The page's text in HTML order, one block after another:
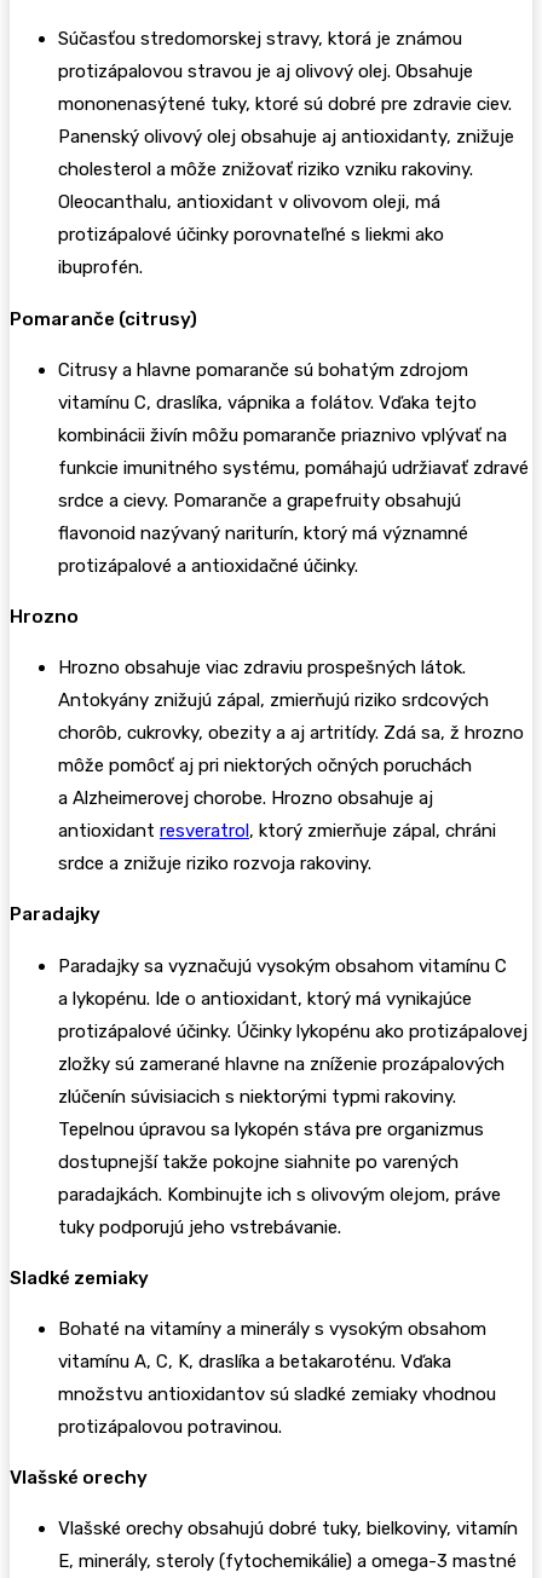
Súčasťou stredomorskej stravy, ktorá je známou
protizápalovou stravou je aj olivový olej. Obsahuje
mononenasýtené tuky, ktoré sú dobré pre zdravie ciev.
Panenský olivový olej obsahuje aj antioxidanty, znižuje
cholesterol a môže znižovať riziko vzniku rakoviny.
Oleocanthalu, antioxidant v olivovom oleji, má
protizápalové účinky porovnateľné s liekmi ako
ibuprofén.
Pomaranče (citrusy)
Citrusy a hlavne pomaranče sú bohatým zdrojom
vitamínu C, draslíka, vápnika a folátov. Vďaka tejto
kombinácii živín môžu pomaranče priaznivo vplývať na
funkcie imunitného systému, pomáhajú udržiavať zdravé
srdce a cievy. Pomaranče a grapefruity obsahujú
flavonoid nazývaný nariturín, ktorý má významné
protizápalové a antioxidačné účinky.
Hrozno
Hrozno obsahuje viac zdraviu prospešných látok.
Antokyány znižujú zápal, zmierňujú riziko srdcových
chorôb, cukrovky, obezity a aj artritídy. Zdá sa, ž hrozno
môže pomôcť aj pri niektorých očných poruchách
a Alzheimerovej chorobe. Hrozno obsahuje aj
antioxidant resveratrol, ktorý zmierňuje zápal, chráni
srdce a znižuje riziko rozvoja rakoviny.
Paradajky
Paradajky sa vyznačujú vysokým obsahom vitamínu C
a lykopénu. Ide o antioxidant, ktorý má vynikajúce
protizápalové účinky. Účinky lykopénu ako protizápalovej
zložky sú zamerané hlavne na zníženie prozápalových
zlúčenín súvisiacich s niektorými typmi rakoviny.
Tepelnou úpravou sa lykopén stáva pre organizmus
dostupnejší takže pokojne siahnite po varených
paradajkách. Kombinujte ich s olivovým olejom, práve
tuky podporujú jeho vstrebávanie.
Sladké zemiaky
Bohaté na vitamíny a minerály s vysokým obsahom
vitamínu A, C, K, draslíka a betakaroténu. Vďaka
množstvu antioxidantov sú sladké zemiaky vhodnou
protizápalovou potravinou.
Vlašské orechy
Vlašské orechy obsahujú dobré tuky, bielkoviny, vitamín
E, minerály, steroly (fytochemikálie) a omega-3 mastné